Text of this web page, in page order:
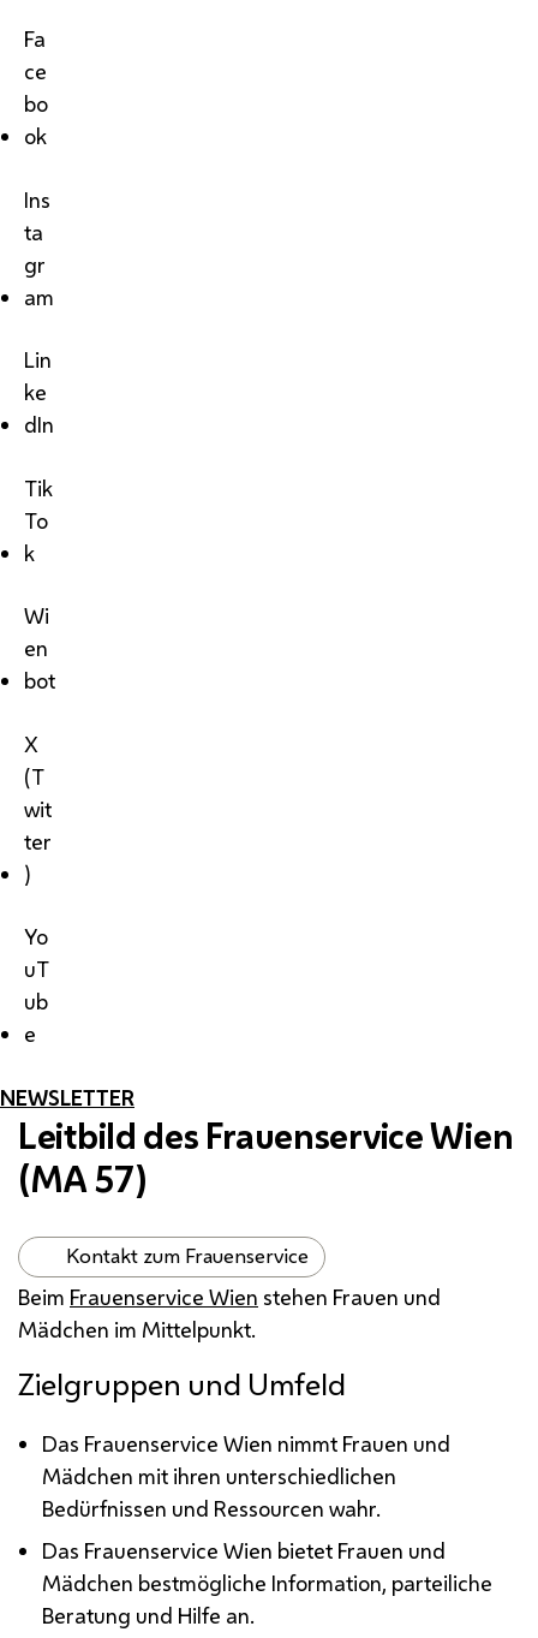
Fa
ce
bo
ok
Ins
ta
gr
am
Lin
ke
dIn
Tik
To
k
Wi
en
bot
X
(T
wit
ter
)
Yo
uT
ub
e
NEWSLETTER
Leitbild des Frauenservice Wien
(MA57)
Kontakt zum Frauenservice
Beim Frauenservice Wien stehen Frauen und
Mädchen im Mittelpunkt.
Zielgruppen und Umfeld
Das Frauenservice Wien nimmt Frauen und
Mädchen mit ihren unterschiedlichen
Bedürfnissen und Ressourcen wahr.
Das Frauenservice Wien bietet Frauen und
Mädchen bestmögliche Information, parteiliche
Beratung und Hilfe an.